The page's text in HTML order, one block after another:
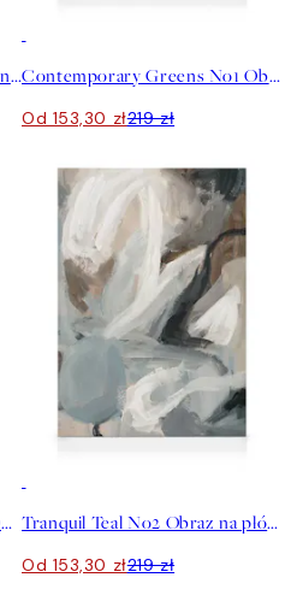
Riviera Parasols Obraz na płótnie Contemporary Greens No1 Obraz na płótnie
Od 153,30 zł219 zł
Contemporary Greens No2 Obraz na płótnie Tranquil Teal No2 Obraz na płótnie
Od 153,30 zł219 zł